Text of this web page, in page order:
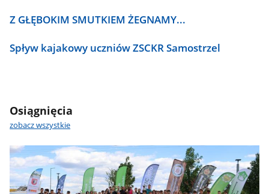
Z GŁĘBOKIM SMUTKIEM ŻEGNAMY...
Spływ kajakowy uczniów ZSCKR Samostrzel
Osiągnięcia
zobacz wszystkie